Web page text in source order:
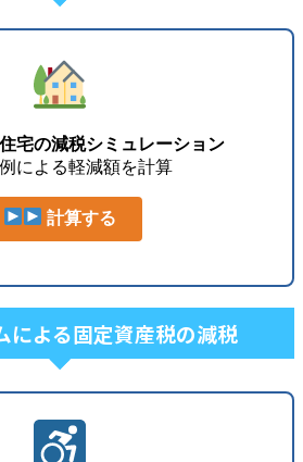
宅の減税シミュレーション
による軽減額を計算
計算する
による固定資産税の減税